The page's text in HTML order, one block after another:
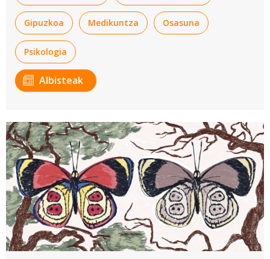
Gipuzkoa Medikuntza Osasuna
Psikologia
Albisteak